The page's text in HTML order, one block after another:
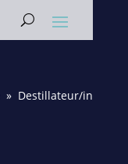
» Destillateur/in